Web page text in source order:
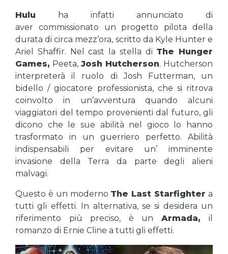
Hulu ha infatti annunciato di
aver commissionato un progetto pilota della
durata di circa mezz’ora, scritto da Kyle Hunter e
Ariel Shaffir. Nel cast la stella di The Hunger
Games, Peeta, Josh Hutcherson. Hutcherson
interpreterà il ruolo di Josh Futterman, un
bidello / giocatore professionista, che si ritrova
coinvolto in un’avventura quando alcuni
viaggiatori del tempo provenienti dal futuro, gli
dicono che le sue abilità nel gioco lo hanno
trasformato in un guerriero perfetto. Abilità
indispensabili per evitare un’ imminente
invasione della Terra da parte degli alieni
malvagi.
Questo è un moderno The Last Starfighter a
tutti gli effetti. In alternativa, se si desidera un
riferimento più preciso, è un Armada, il
romanzo di Ernie Cline a tutti gli effetti.